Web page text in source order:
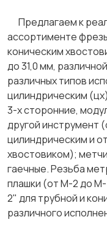
Предлагаем к
ассортименте
коническим
до 31,0 мм,
различных типов
цилиндрическим
3-х сторонние,
другой инструмент
цилиндрическим и
хвостовиком);
гаечные. Резьба
плашки (от М-2 до
2" для трубной и
различного